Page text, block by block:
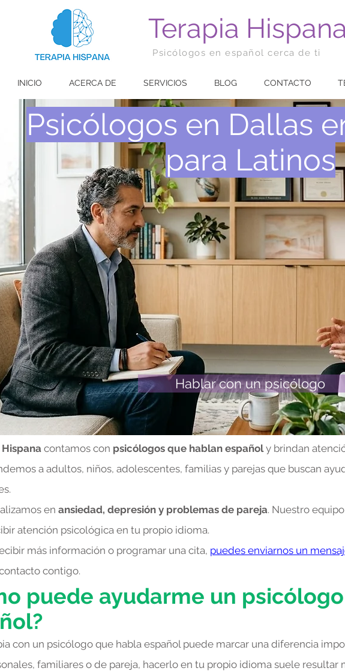
Terapia
Psicólogos en español cerca de ti
INICIO ACERCA DE SERVICIOS BLOG CONTACTO
Psicólogos en Dallas
para Latinos
Hablar con un psicólogo
contamos con psicólogos que hablan españoly brindan
a adultos, niños, adolescentes, familias y parejas que buscan
en ansiedad, depresión y problemas de pareja. Nuestro
atención psicológica en tu propio idioma.
más información o programar una cita, puedes enviarnos un
contigo.
puede ayudarme un
con un psicólogo que habla español puede marcar una diferencia
familiares o de pareja, hacerlo en tu propio idioma suele resultar